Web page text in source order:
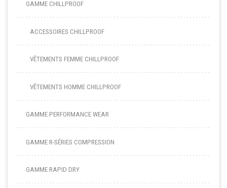
GAMME CHILLPROOF
ACCESSOIRES CHILLPROOF
VÊTEMENTS FEMME CHILLPROOF
VÊTEMENTS HOMME CHILLPROOF
GAMME PERFORMANCE WEAR
GAMME R-SÉRIES COMPRESSION
GAMME RAPID DRY